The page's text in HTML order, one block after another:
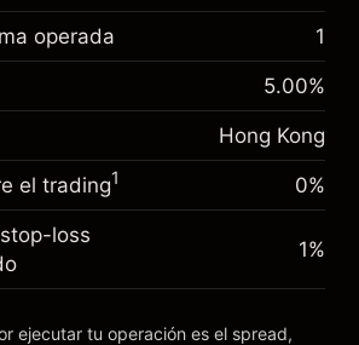
nocturno
el valor total de la
-0.018158
(-HK$3.63)
~ $
HK$19,000.00
HK$1,000.00
el valor total de la
-0.00376
(-HK$0.75)
la operación con apalancamiento
~ $HK$19,000.00
operada 1
5.00%
Hong Kong
el trading1 0%
loss
1%
ejecutar tu operación es el spread,